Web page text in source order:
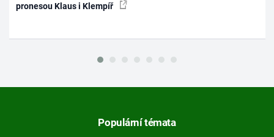
pronesou Klaus i Klempíř
Populární témata